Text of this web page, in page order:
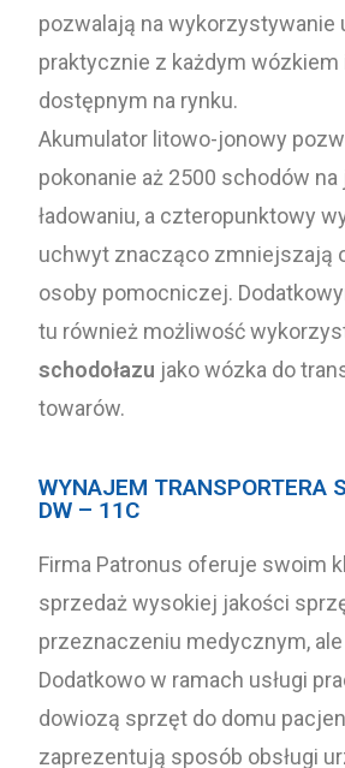
pozwalają na wykorzystywanie
praktycznie z każdym
dostępnym na rynku.
Akumulator litowo-jonowy
pokonanie aż 2500 schodów na
ładowaniu, a czteropunktowy
uchwyt znacząco zmniejszają
osoby pomocniczej.
tu również możliwość
schodołazu jako wózka do
towarów.
WYNAJEM TRANSPORTERA
DW – 11C
Firma Patronus oferuje swoim
sprzedaż wysokiej jakości
przeznaczeniu medycznym,
Dodatkowo w ramach usługi
dowiozą sprzęt do domu
zaprezentują sposób obsługi